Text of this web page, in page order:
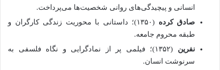
انسانی و پیچیدگی‌های روانی شخصیت‌ها می‌پرداخت.
صادق کرده
(۱۳۵۰)؛ داستانی با محوریت زندگی کارگران و
طبقه محروم جامعه.
نفرین
(۱۳۵۲)؛ فیلمی پر از نمادگرایی و نگاه فلسفی به
سرنوشت انسان.